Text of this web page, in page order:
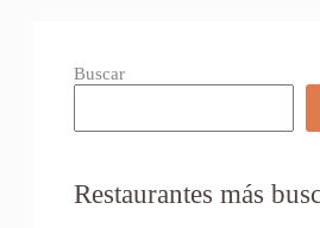
Buscar
Restaurantes más